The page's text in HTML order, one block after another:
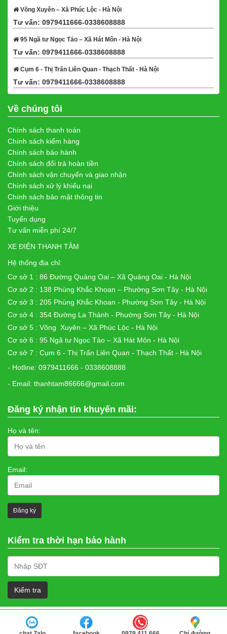
Võng Xuyên – Xã Phúc Lộc - Hà Nội
Tư vấn: 0979411666-0338608888
95 Ngã tư Ngọc Tảo – Xã Hát Môn - Hà Nội
Tư vấn: 0979411666-0338608888
Cụm 6 - Thị Trấn Liên Quan - Thạch Thất - Hà Nội
Tư vấn: 0979411666-0338608888
Về chúng tôi
Chính sách thanh toán
Chính sách kiểm hàng
Chính sách bảo hành
Chính sách đổi trả hoàn tiền
Chính sách vận chuyển và giao nhận
Chính sách xử lý khiếu nại
Chính sách bảo mật thông tin
Giới thiệu
Tuyển dụng
Tư vấn miễn phí 24/7
XE ĐIỆN THANH TÂM
Hệ thống địa chỉ:
Cơ sở 1 : 86 Đường Quảng Oai – Xã Quảng Oai - Hà Nội
Cơ sở 2 : 138 Phùng Khắc Khoan – Phường Sơn Tây - Hà Nội
Cơ sở 3 : 205 Phùng Khắc Khoan - Phường Sơn Tây - Hà Nội
Cơ sở 4 : 354 Đường La Thành - Phường Sơn Tây - Hà Nội
Cơ sở 5 : Võng Xuyên – Xã Phúc Lộc - Hà Nội
Cơ sở 6 : 95 Ngã tư Ngọc Tảo – Xã Hát Môn - Hà Nội
Cơ sở 7 : Cụm 6 - Thị Trấn Liên Quan - Thạch Thất - Hà Nội
- Hotline: 0979411666 - 0338608888
- Email: thanhtam86666@gmail.com
Đăng ký nhận tin khuyến mãi:
Họ và tên:
Email:
Kiểm tra thời hạn bảo hành